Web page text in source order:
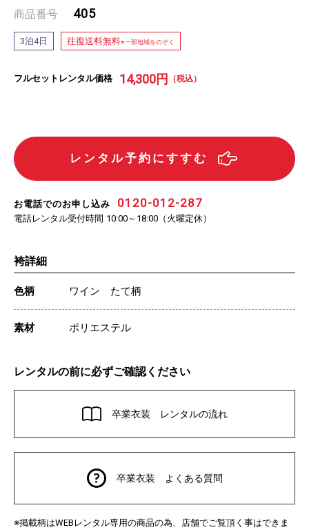
商品番号 405
3泊4日 往復送料無料※一部地域をのぞく
フルセットレンタル価格 14,300円 （税込）
レンタル予約にすすむ
お電話でのお申し込み 0120-012-287
電話レンタル受付時間 10:00～18:00 （火曜定休）
袴詳細
色柄 ワイン たて柄
素材 ポリエステル
レンタルの前に必ずご確認ください
卒業衣装 レンタルの流れ
卒業衣装 よくある質問
※掲載柄はWEB レンタル専用の商品の為、店舗でご覧頂く事はできま